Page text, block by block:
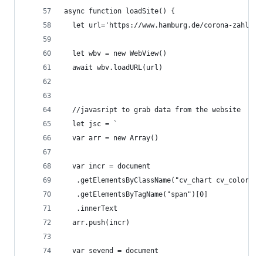
async function loadSite() {
  let url='https://www.hamburg.de/corona-zahlen'
  let wbv = new WebView()
  await wbv.loadURL(url)
  //javasript to grab data from the website
  let jsc = `
  var arr = new Array()
  var incr = document
.getElementsByClassName("cv_chart
   .getElementsByTagName("span")[0]
   .innerText
  arr.push(incr)
  var sevend = document